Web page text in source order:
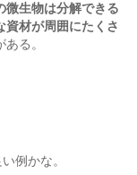
微生物は分解できる
資材が周囲にたくさ
る。
例かな。